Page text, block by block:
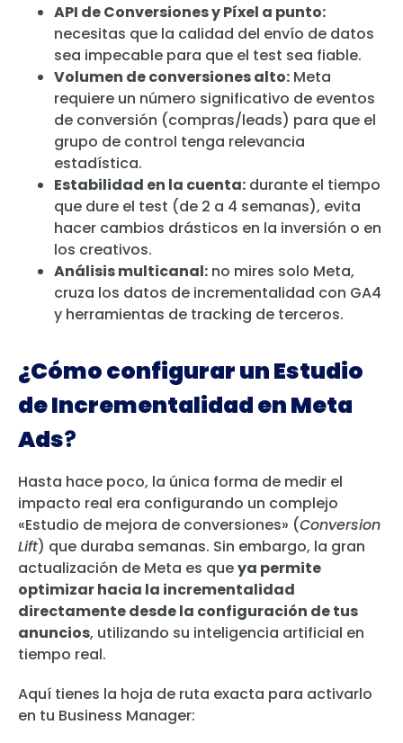
API de Conversiones y Píxel a punto:
necesitas que la calidad del envío de datos
sea impecable para que el test sea fiable.
Volumen de conversiones alto: Meta
requiere un número significativo de eventos
de conversión (compras/leads) para que el
grupo de control tenga relevancia
estadística.
Estabilidad en la cuenta: durante el tiempo
que dure el test (de 2 a 4 semanas), evita
hacer cambios drásticos en la inversión o en
los creativos.
Análisis multicanal: no mires solo Meta,
cruza los datos de incrementalidad con GA4
y herramientas de tracking de terceros.
¿Cómo configurar un Estudio
de Incrementalidad en Meta
Ads?
Hasta hace poco, la única forma de medir el
impacto real era configurando un complejo
«Estudio de mejora de conversiones» (Conversion
Lift) que duraba semanas. Sin embargo, la gran
actualización de Meta es queya permite
optimizar hacia la incrementalidad
directamente desde la configuración de tus
anuncios, utilizando su inteligencia artificial en
tiempo real.
Aquí tienes la hoja de ruta exacta para activarlo
en tu Business Manager: